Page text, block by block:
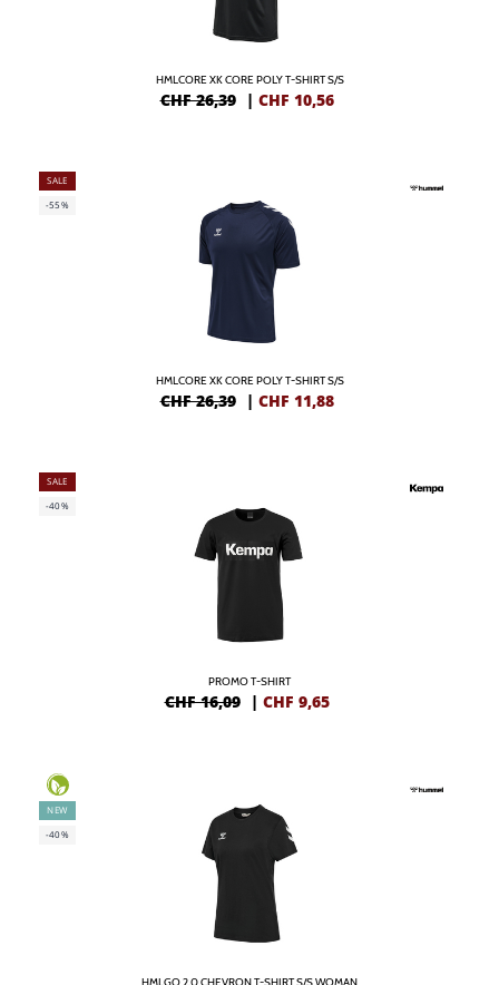
HMLCORE XK CORE POLY T-SHIRT S/S
CHF 26,39 | CHF 10,56
SALE
-55%
HMLCORE XK CORE POLY T-SHIRT S/S
CHF 26,39 | CHF 11,88
SALE
-40%
PROMO T-SHIRT
CHF 16,09 | CHF 9,65
NEW
-40%
HMLGO 2.0 CHEVRON T-SHIRT S/S WOMAN